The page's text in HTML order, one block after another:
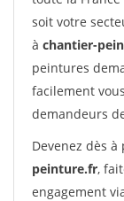
soit votre
à chantier-
peintures
facilement
demandeurs
Devenez dès
peinture.fr,
engagement